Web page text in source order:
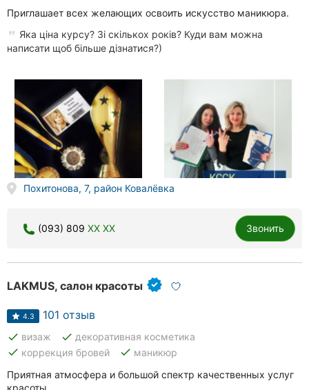
Приглашает всех желающих освоить искусство маникюра.
Яка ціна курсу? Зі скількох років? Куди вам можна
написати щоб більше дізнатися?)
Похитонова, 7, район Ковалёвка
(093) 809 XX XX Звонить
LAKMUS, салон красоты
4.3 101 отзыв
done визаж done декоративная косметика
done коррекция бровей done маникюр
Приятная атмосфера и большой спектр качественных услуг
красоты.